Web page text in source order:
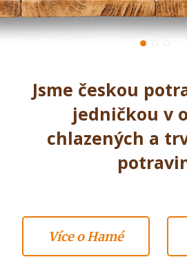
Jsme českou
jedničkou v
chlazených a
Více o Hamé